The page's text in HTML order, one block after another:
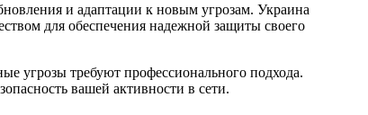
и адаптации к новым угрозам. Украина
для обеспечения надежной защиты своего
угрозы требуют профессионального подхода.
вашей активности в сети.